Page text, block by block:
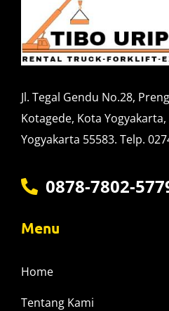
Jl. Tegal Gendu No.28,
Kotagede, Kota
Yogyakarta 55583. Telp.
0878-7802-
Menu
Home
Tentang Kami